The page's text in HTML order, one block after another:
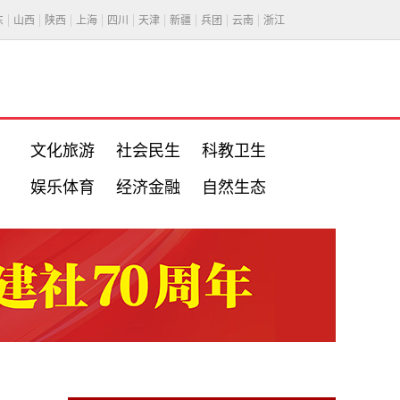
山西 陕西 上海 四川 天津 新疆 兵团 云南 浙江
文化旅游 社会民生 科教卫生
娱乐体育 经济金融 自然生态